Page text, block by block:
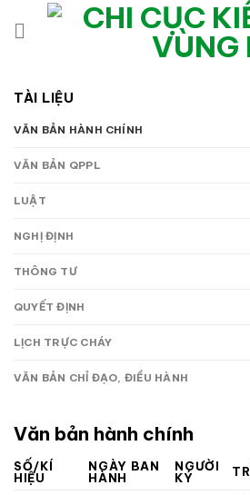
qua
TÀI LIỆU
VĂN BẢN HÀNH CHÍNH
VĂN BẢN QPPL
LUẬT
NGHỊ ĐỊNH
THÔNG TƯ
QUYẾT ĐỊNH
LỊCH TRỰC CHÁY
VĂN BẢN CHỈ ĐẠO, ĐIỀU HÀNH
Văn bản hành chính
SỐ/KÍ
HIỆU
NGÀY BAN
HÀNH
NGƯỜI
KÝ